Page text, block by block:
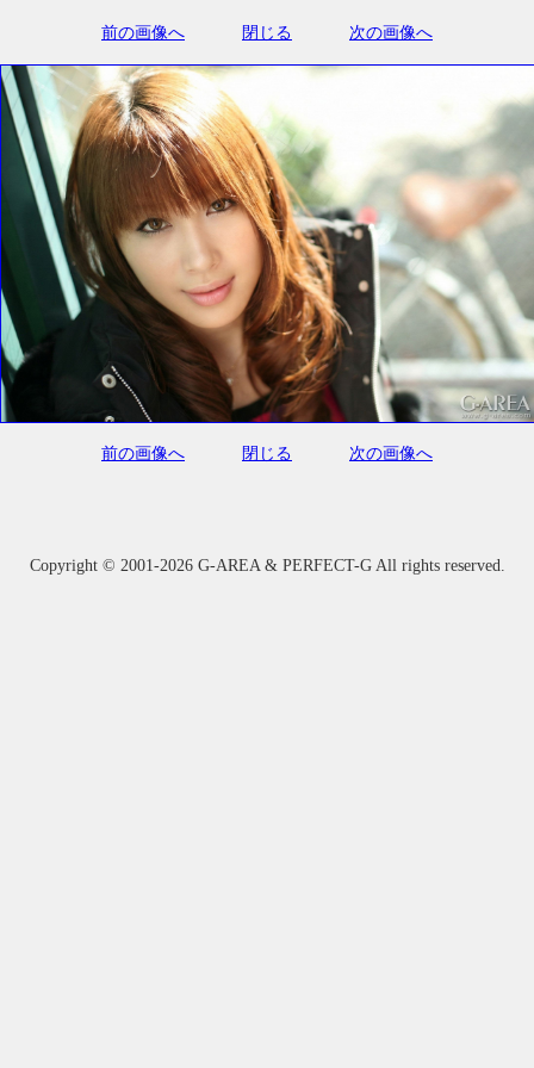
前の画像へ 閉じる 次の画像へ
前の画像へ 閉じる 次の画像へ
Copyright © 2001-2026 G-AREA & PERFECT-G All rights reserved.